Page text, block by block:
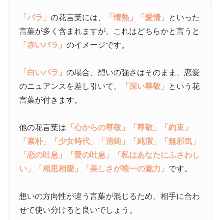
「バラ」の花言葉には、 「情熱」 「愛情」 といった
言葉が多く含まれますが、これはどちらかと言うと
「赤いバラ」のイメージです。
「白いバラ」の場合、想いの強さはそのまま、恋愛
のニュアンスを差し引いて、
「深い尊敬」 という花
言葉が付きます。
他の花言葉は 「心からの尊敬」 「尊敬」
「約束」
「素朴」
「少女時代」 「清純」 「純潔」
「無邪気」
「恋の吐息」
「愛の吐息」
「私はあなたにふさわし
い」
「相思相愛」 「美しさが唯一の魅力」 です。
想いの方向性が違う言葉が混じるため、相手に合わ
せて使い分けると良いでしょう。